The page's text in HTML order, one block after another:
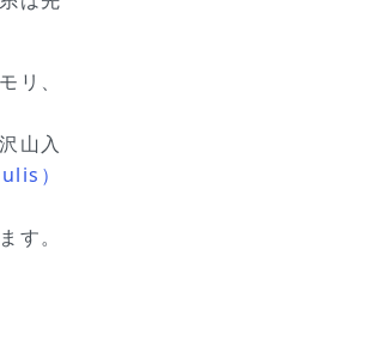
リ、
山入
）
す。